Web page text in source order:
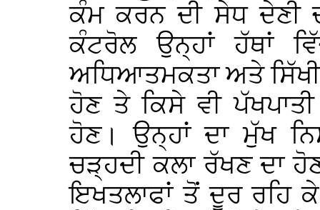
ਕੰਮ ਕਰਨ ਦੀ ਸੇਧ ਦੇਣੀ
ਕੰਟਰੋਲ ਉਨ੍ਹਾਂ ਹੱਥਾਂ
ਅਧਿਆਤਮਕਤਾ ਅਤੇ ਸਿੱਖੀ
ਹੋਣ ਤੇ ਕਿਸੇ ਵੀ
ਹੋਣ। ਉਨ੍ਹਾਂ ਦਾ ਮੁੱਖ
ਚੜ੍ਹਦੀ ਕਲਾ ਰੱਖਣ ਦਾ
ਇਖਤਲਾਫਾਂ ਤੋਂ ਦੂਰ ਰਹਿ